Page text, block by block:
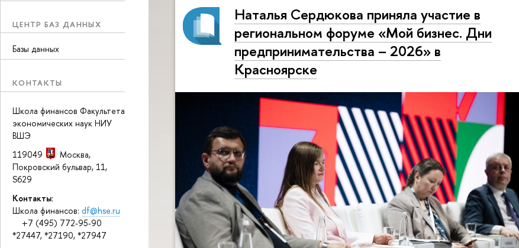
ЦЕНТР БАЗ ДАННЫХ
Базы данных
КОНТАКТЫ
Школа финансов Факультета
экономических наук НИУ
ВШЭ
119049
Москва,
Покровский бульвар, 11,
S629
Контакты:
Школа финансов: df@hse.ru
+7 (495) 772-95-90
*27447, *27190, *27947
Наталья Сердюкова приняла участие в
региональном форуме «Мой бизнес. Дни
предпринимательства – 2026» в
Красноярске